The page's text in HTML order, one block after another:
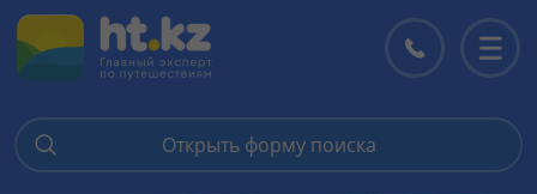
Открыть форму поиска